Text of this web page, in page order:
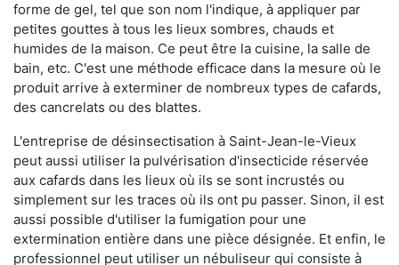
forme de gel, tel que son nom l'indique, à appliquer par
petites gouttes à tous les lieux sombres, chauds et
humides de la maison. Ce peut être la cuisine, la salle de
bain, etc. C'est une méthode efficace dans la mesure où le
produit arrive à exterminer de nombreux types de cafards,
des cancrelats ou des blattes.
L'entreprise de désinsectisation à Saint-Jean-le-Vieux
peut aussi utiliser la pulvérisation d'insecticide réservée
aux cafards dans les lieux où ils se sont incrustés ou
simplement sur les traces où ils ont pu passer. Sinon, il est
aussi possible d'utiliser la fumigation pour une
extermination entière dans une pièce désignée. Et enfin, le
professionnel peut utiliser un nébuliseur qui consiste à